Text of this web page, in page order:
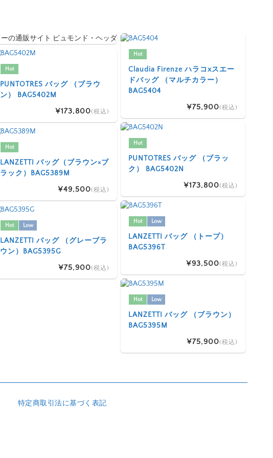
Hot
Claudia Firenze ハラコxスエー
ドバッグ （マルチカラー）
BAG5404
¥75,900(税込)
Hot
PUNTOTRES バッグ （ブラウ
ン） BAG5402M
¥173,800(税込)
Hot
PUNTOTRES バッグ （ブラッ
ク） BAG5402N
¥173,800(税込)
Hot
LANZETTI バッグ（ブラウン×ブ
ラック）BAG5389M
¥49,500(税込)
Hot Low
LANZETTI バッグ （トープ）
BAG5396T
¥93,500(税込)
Hot Low
LANZETTI バッグ （グレーブラ
ウン）BAG5395G
¥75,900(税込)
Hot Low
LANZETTI バッグ （ブラウン）
BAG5395M
¥75,900(税込)
特定商取引法に基づく表記